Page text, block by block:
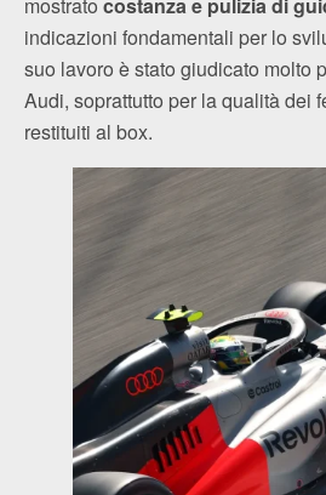
mostrato costanza e pulizia di
indicazioni fondamentali per lo
suo lavoro è stato giudicato molto
Audi, soprattutto per la qualità dei
restituiti al box.